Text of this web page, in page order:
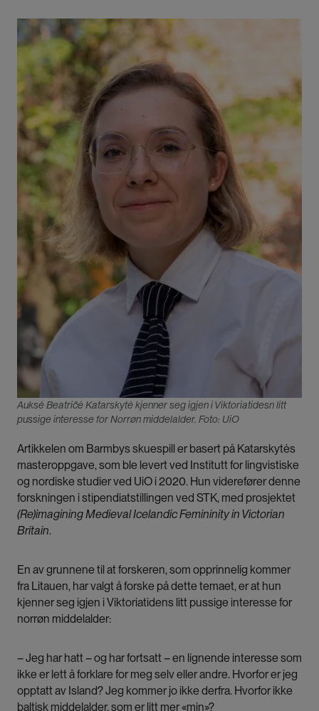
Bilde
Auksė Beatričė Katarskytė kjenner seg igjen i Viktoriatidesn litt
pussige interesse for Norrøn middelalder. Foto: UiO
Artikkelen om Barmbys skuespill er basert på Katarskytės
masteroppgave, som ble levert ved Institutt for lingvistiske
og nordiske studier ved UiO i 2020. Hun viderefører denne
forskningen i stipendiatstillingen ved STK, med prosjektet
(Re)imagining Medieval Icelandic Femininity in Victorian
Britain.
En av grunnene til at forskeren, som opprinnelig kommer
fra Litauen, har valgt å forske på dette temaet, er at hun
kjenner seg igjen i Viktoriatidens litt pussige interesse for
norrøn middelalder:
– Jeg har hatt – og har fortsatt – en lignende interesse som
ikke er lett å forklare for meg selv eller andre. Hvorfor er jeg
opptatt av Island? Jeg kommer jo ikke derfra. Hvorfor ikke
baltisk middelalder, som er litt mer «min»?